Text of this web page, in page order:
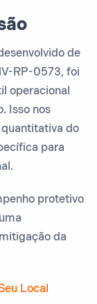
de
RP-0573, foi
operacional
Isso nos
do
para
protetivo
da
Local